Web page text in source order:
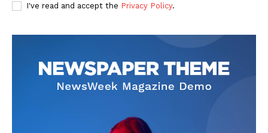
My account
I've read and accept the Privacy Policy.